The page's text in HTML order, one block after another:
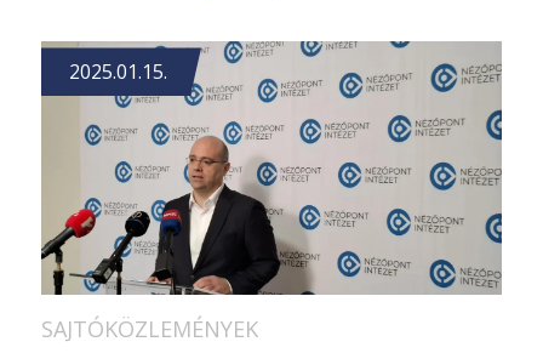
2025.01.15.
SAJTÓKÖZLEMÉNYEK